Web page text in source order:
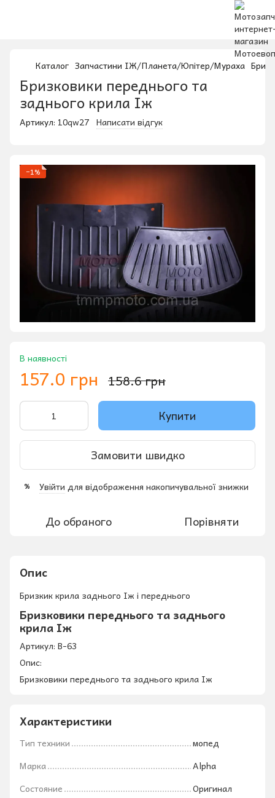
Каталог Запчастини ІЖ/Планета/Юпітер/Мураха
Бризковики переднього та
заднього крила Іж
Артикул: 10qw27 Написати відгук
−1%
В наявності
157.0 грн 158.6 грн
Купити
Замовити швидко
% Увійти для відображення накопичувальної знижки
До обраного Порівняти
Опис
Бризкик крила заднього Іж і переднього
Бризковики переднього та заднього
крила Іж
Артикул: B-63
Опис:
Бризковики переднього та заднього крила Іж
Характеристики
Тип техники
мопед
Марка
Alpha
Состояние
Оригинал